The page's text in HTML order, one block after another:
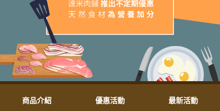
商品介紹 優惠活動 最新活動